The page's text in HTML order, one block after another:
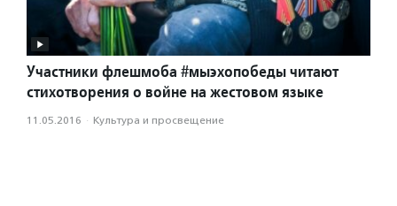
Участники флешмоба #мыэхопобеды читают
стихотворения о войне на жестовом языке
11.05.2016 · Культура и просвещение